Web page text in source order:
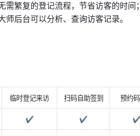
需繁复的登记流程，节省访客的时间
后台可以分析、查询访客记录。
临时登记来访 扫码自助签到 预约
✔️ ✔️ ✔️